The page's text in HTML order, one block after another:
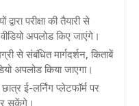
परीक्षा की तैयारी से
अपलोड किए जाएंगे।
से संबंधित मार्गदर्शन, किताबें
अपलोड किया जाएगा।
ई-लर्निंग प्लेटफॉर्म पर
सकेंगे।